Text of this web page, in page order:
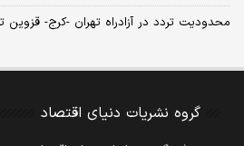
محدودیت تردد در آزادراه تهران -کرج- قزوین تا ۲۰ شهریور +
گروه نشریات دنیای اقتصاد